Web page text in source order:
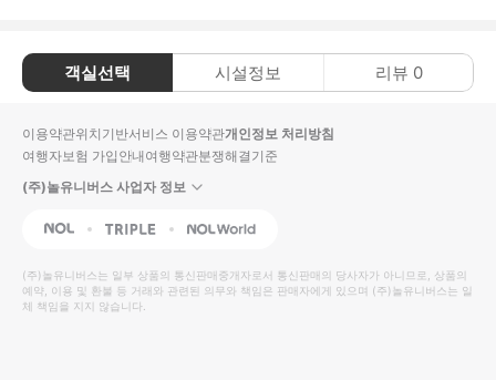
객실선택 시설정보 리뷰 0
이용약관위치기반서비스 이용약관개인정보 처리방침
여행자보험 가입안내여행약관분쟁해결기준
(주)놀유니버스 사업자 정보
NOL Triple Interpark Global
(주)놀유니버스는 일부 상품의 통신판매중개자로서 통신판매의 당사자가 아니므로, 상품의
예약, 이용 및 환불 등 거래와 관련된 의무와 책임은 판매자에게 있으며 (주)놀유니버스는 일
체 책임을 지지 않습니다.